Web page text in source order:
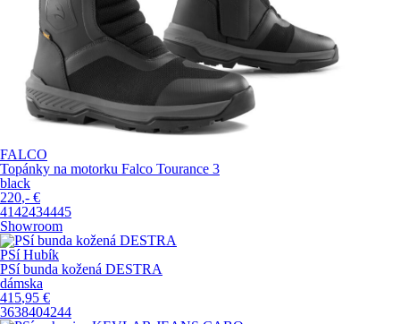
FALCO
Topánky na motorku Falco Tourance 3
black
220,- €
4142434445
Showroom
PSí Hubík
PSí bunda kožená DESTRA
dámska
415,95 €
3638404244